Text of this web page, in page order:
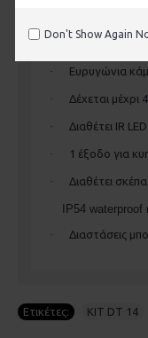
Don't Show Again
Επίτοιχη
· Ευρυγώνια
· Δέχεται
· Διαθέτει IR LED
· 1 έξοδο για
· Διαθέτει
IP54 waterproof
·
Διαστάσεις
Ετικέτες: KIT DT 14